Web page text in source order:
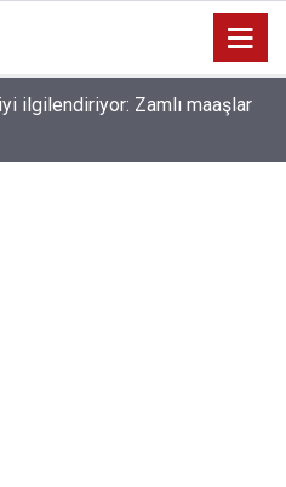
ilgilendiriyor: Zamlı maaşlar